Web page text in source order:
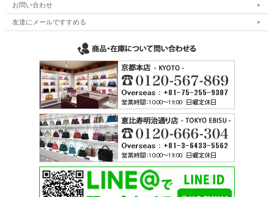
お問い合わせ
友達にメールですすめる